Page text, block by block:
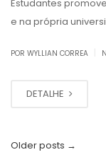
Estudantes
e na própria
POR WYLLIAN CORREA
DETALHE
Older posts →